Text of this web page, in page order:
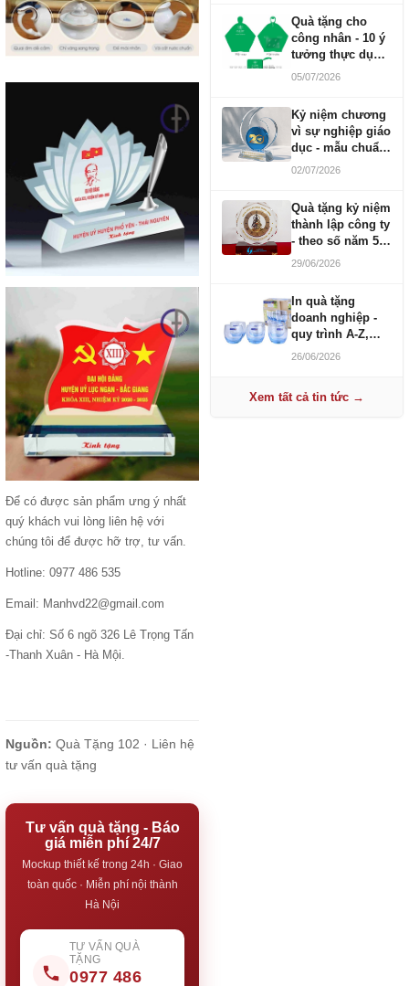
Để có được sản phẩm ưng ý nhất
quý khách vui lòng liên hệ với
chúng tôi để được hỡ trợ, tư vấn.
Hotline: 0977 486 535
Email: Manhvd22@gmail.com
Đại chỉ: Số 6 ngõ 326 Lê Trọng Tấn
-Thanh Xuân - Hà Mội.
Nguồn: Quà Tặng 102 · Liên hệ
tư vấn quà tặng
Tư vấn quà tặng - Báo
giá miễn phí 24/7
Mockup thiết kế trong 24h · Giao
toàn quốc · Miễn phí nội thành
Hà Nội
TƯ VẤN QUÀ
TẶNG
0977 486
Quà tặng cho
công nhân - 10 ý
tưởng thực dụng
ngân sách 100-
05/07/2026
Kỷ niệm chương
vì sự nghiệp giáo
dục - mẫu chuẩn
2026
02/07/2026
Quà tặng kỷ niệm
thành lập công ty
- theo số năm 5,
10, 20, 30, 50
29/06/2026
In quà tặng
doanh nghiệp -
quy trình A-Z,
báo giá và thời
26/06/2026
Xem tất cả tin tức →